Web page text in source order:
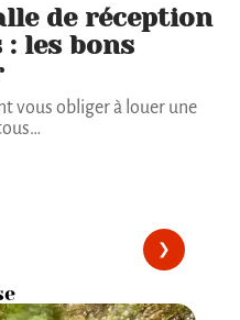
de réception
: les bons
vous obliger à louer une
…